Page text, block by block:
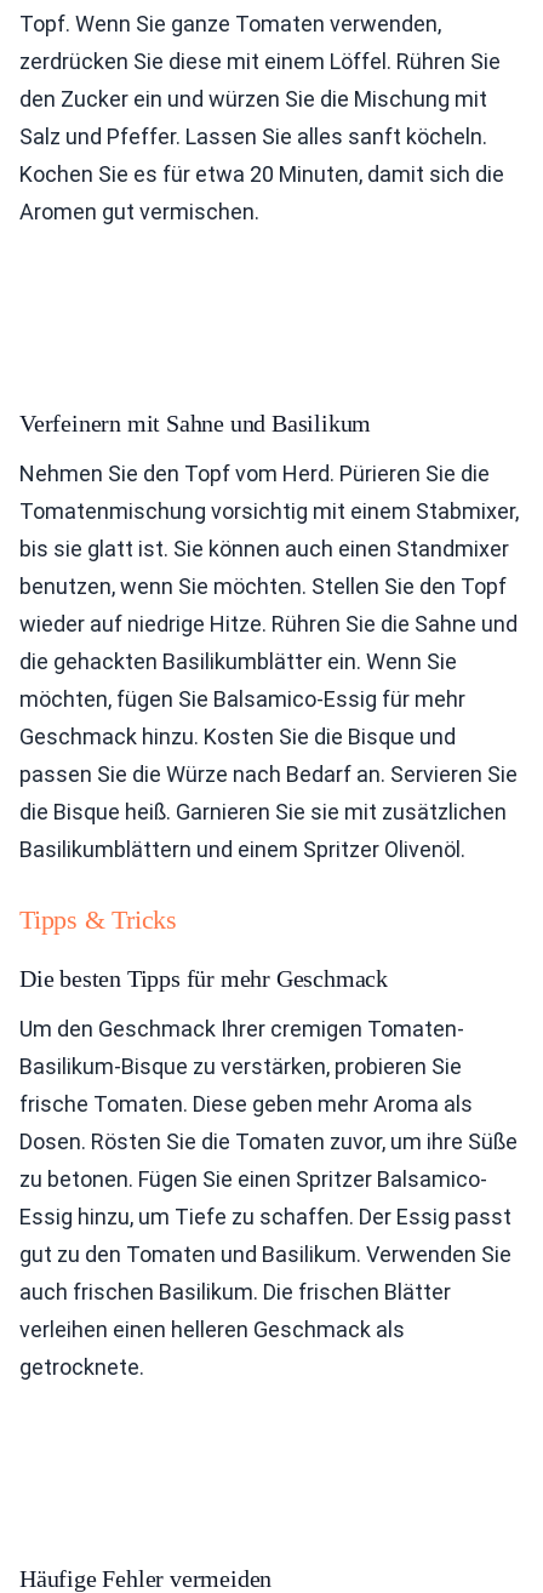
Topf. Wenn Sie ganze Tomaten verwenden,
zerdrücken Sie diese mit einem Löffel. Rühren Sie
den Zucker ein und würzen Sie die Mischung mit
Salz und Pfeffer. Lassen Sie alles sanft köcheln.
Kochen Sie es für etwa 20 Minuten, damit sich die
Aromen gut vermischen.
Verfeinern mit Sahne und Basilikum
Nehmen Sie den Topf vom Herd. Pürieren Sie die
Tomatenmischung vorsichtig mit einem Stabmixer,
bis sie glatt ist. Sie können auch einen Standmixer
benutzen, wenn Sie möchten. Stellen Sie den Topf
wieder auf niedrige Hitze. Rühren Sie die Sahne und
die gehackten Basilikumblätter ein. Wenn Sie
möchten, fügen Sie Balsamico-Essig für mehr
Geschmack hinzu. Kosten Sie die Bisque und
passen Sie die Würze nach Bedarf an. Servieren Sie
die Bisque heiß. Garnieren Sie sie mit zusätzlichen
Basilikumblättern und einem Spritzer Olivenöl.
Tipps & Tricks
Die besten Tipps für mehr Geschmack
Um den Geschmack Ihrer cremigen Tomaten-
Basilikum-Bisque zu verstärken, probieren Sie
frische Tomaten. Diese geben mehr Aroma als
Dosen. Rösten Sie die Tomaten zuvor, um ihre Süße
zu betonen. Fügen Sie einen Spritzer Balsamico-
Essig hinzu, um Tiefe zu schaffen. Der Essig passt
gut zu den Tomaten und Basilikum. Verwenden Sie
auch frischen Basilikum. Die frischen Blätter
verleihen einen helleren Geschmack als
getrocknete.
Häufige Fehler vermeiden